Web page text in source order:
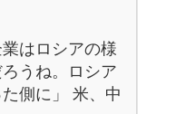
はロシアの様
うね。ロシア
側に」 米、中